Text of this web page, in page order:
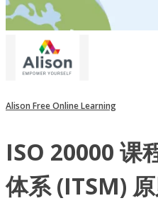
Alison Free Online Learning
ISO 20000 课
体系 (ITSM)